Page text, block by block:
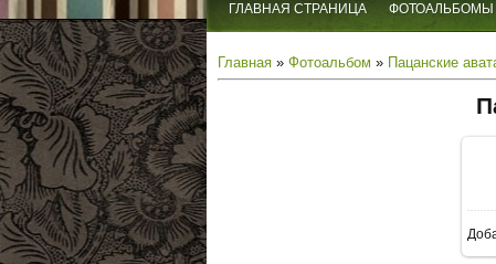
ГЛАВНАЯ СТРАНИЦА ФОТОАЛЬБОМЫ
Главная » Фотоальбом » Пацанские